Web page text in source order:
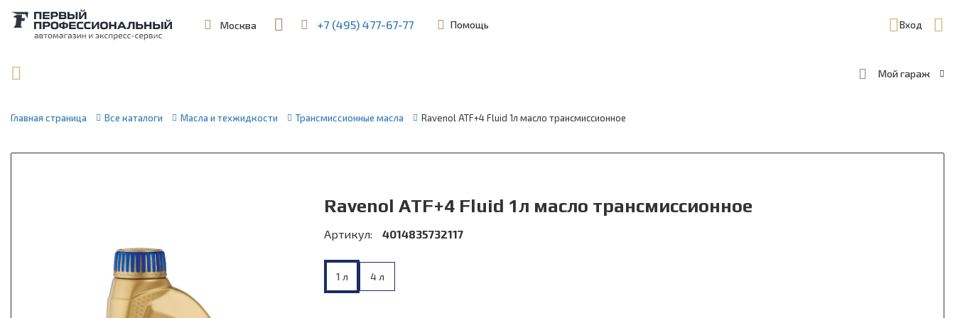
Москва ул. Шереметьевская, 45Б
+7 (495) 477-67-77 Помощь Вход
Мой гараж
Главная страница Все каталоги Масла и техжидкости Трансмиссионные масла Ravenol ATF+4 Fluid 1л масло трансмиссионное
Ravenol ATF+4 Fluid 1л масло трансмиссионное
Артикул: 4014835732117
1 л 4 л